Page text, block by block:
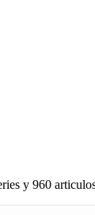
y 960